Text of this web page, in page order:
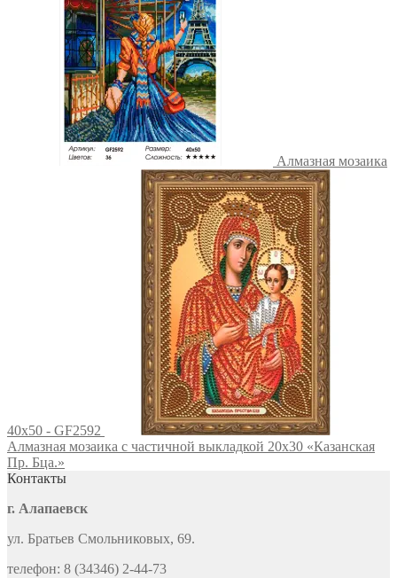
Алмазная мозаика
40x50 - GF2592
Алмазная мозаика с частичной выкладкой 20х30 «Казанская
Пр. Бца.»
Контакты
г. Алапаевск
ул. Братьев Смольниковых, 69.
телефон: 8 (34346) 2-44-73